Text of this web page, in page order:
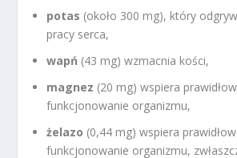
potas (około 300 mg), który
pracy serca,
wapń (43 mg) wzmacnia kości,
magnez (20 mg) wspiera
funkcjonowanie organizmu,
żelazo (0,44 mg) wspiera
funkcjonowanie organizmu,